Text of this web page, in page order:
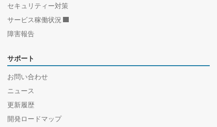
セキュリティー対策
サービス稼働状況
障害報告
サポート
お問い合わせ
ニュース
更新履歴
開発ロードマップ